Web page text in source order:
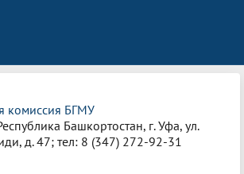
комиссия БГМУ
Башкортостан, г. Уфа, ул.
д. 47; тел: 8 (347) 272-92-31